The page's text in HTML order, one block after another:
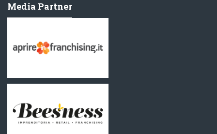
Media Partner